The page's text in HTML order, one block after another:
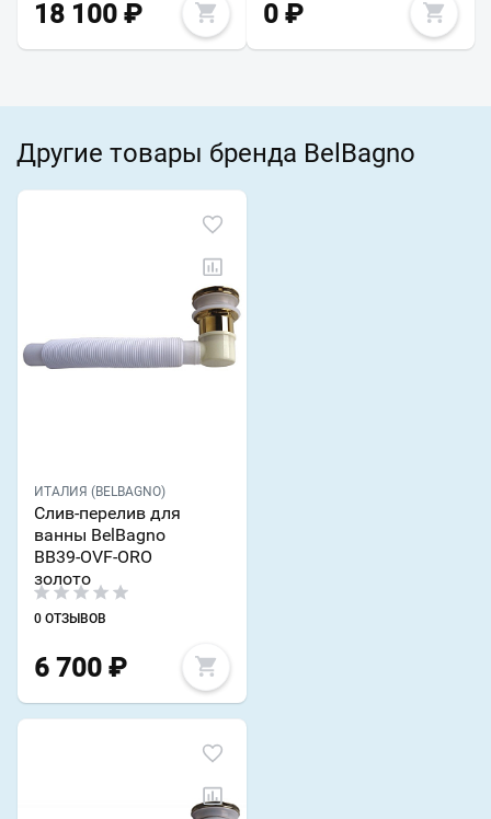
18 100 ₽ 0₽
Другие товары бренда BelBagno
ИТАЛИЯ (BELBAGNO)
Слив-перелив для
ванны BelBagno
BB39-OVF-ORO
золото
0 ОТЗЫВОВ
6 700 ₽